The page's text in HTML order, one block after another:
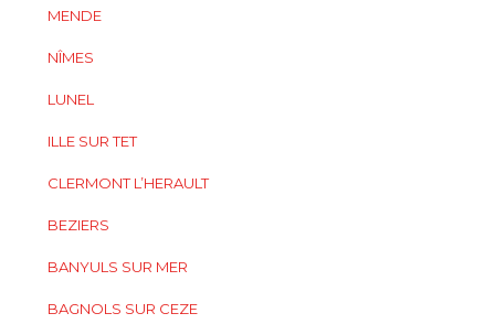
MENDE
NÎMES
LUNEL
ILLE SUR TET
CLERMONT L’HERAULT
BEZIERS
BANYULS SUR MER
BAGNOLS SUR CEZE